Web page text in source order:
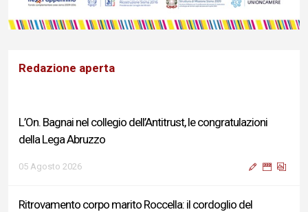
Redazione aperta
L’On. Bagnai nel collegio dell’Antitrust, le congratulazioni
della Lega Abruzzo
05 Agosto 2026
Ritrovamento corpo marito Roccella: il cordoglio del